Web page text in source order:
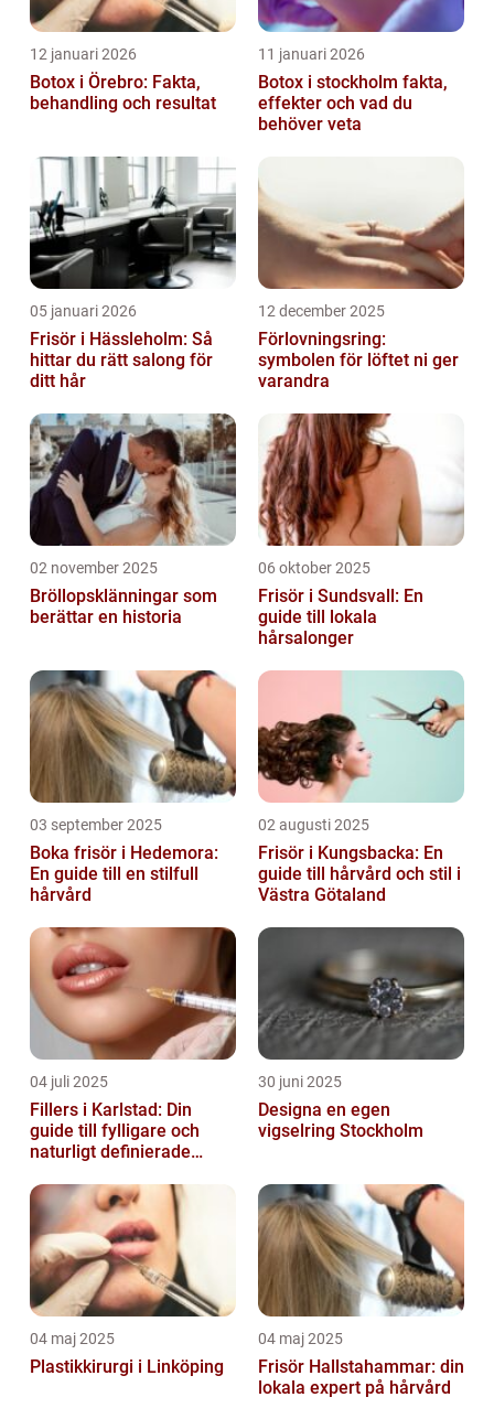
12 januari 2026
Botox i Örebro: Fakta,
behandling och resultat
11 januari 2026
Botox i stockholm fakta,
effekter och vad du
behöver veta
05 januari 2026
Frisör i Hässleholm: Så
hittar du rätt salong för
ditt hår
12 december 2025
Förlovningsring:
symbolen för löftet ni ger
varandra
02 november 2025
Bröllopsklänningar som
berättar en historia
06 oktober 2025
Frisör i Sundsvall: En
guide till lokala
hårsalonger
03 september 2025
Boka frisör i Hedemora:
En guide till en stilfull
hårvård
02 augusti 2025
Frisör i Kungsbacka: En
guide till hårvård och stil i
Västra Götaland
04 juli 2025
Fillers i Karlstad: Din
guide till fylligare och
naturligt definierade
30 juni 2025
Designa en egen
vigselring Stockholm
04 maj 2025
Plastikkirurgi i Linköping
04 maj 2025
Frisör Hallstahammar: din
lokala expert på hårvård